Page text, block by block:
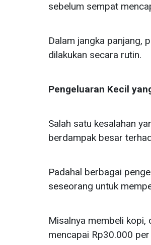
sebelum sempat
Dalam jangka panjang,
dilakukan secara rutin.
Pengeluaran Kecil
Salah satu kesalahan
berdampak besar
Padahal berbagai
seseorang untuk
Misalnya membeli kopi,
mencapai Rp30.000